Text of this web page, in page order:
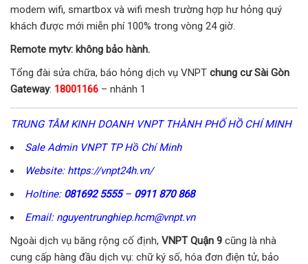
modem wifi, smartbox và wifi mesh trường hợp hư hỏng quý
khách được mới miễn phí 100% trong vòng 24 giờ.
Remote mytv: không bảo hành.
Tổng đài sửa chữa, báo hỏng dịch vụ VNPT chung cư Sài Gòn
Gateway: 18001166 – nhánh 1
TRUNG TÂM KINH DOANH VNPT THÀNH PHỐ HỒ CHÍ MINH
Sale Admin VNPT TP Hồ Chí Minh
Website: https://vnpt24h.vn/
Holtine: 081692 5555– 0911 870 868
Email: nguyentrunghiep.hcm@vnpt.vn
Ngoài dịch vụ băng rộng cố định, VNPT Quận 9 cũng là nhà
cung cấp hàng đầu dịch vụ: chữ ký số, hóa đơn điện tử, bảo